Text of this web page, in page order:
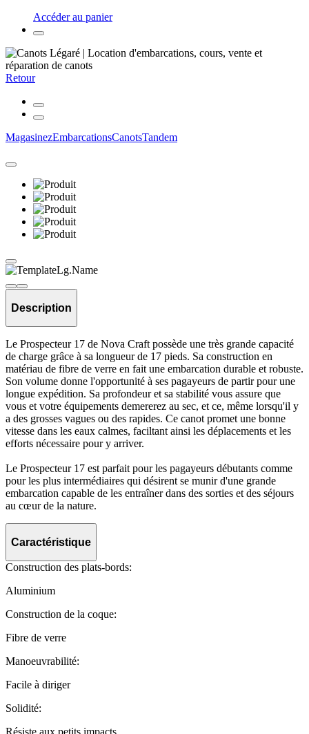
Accéder au panier
Retour
MagasinezEmbarcationsCanotsTandem
Description
Le Prospecteur 17 de Nova Craft possède une très grande capacité
de charge grâce à sa longueur de 17 pieds. Sa construction en
matériau de fibre de verre en fait une embarcation durable et robuste.
Son volume donne l'opportunité à ses pagayeurs de partir pour une
longue expédition. Sa profondeur et sa stabilité vous assure que
vous et votre équipements demererez au sec, et ce, même lorsqu'il y
a des grosses vagues ou des rapides. Ce canot promet une bonne
vitesse dans les eaux calmes, faciltant ainsi les déplacements et les
efforts nécessaire pour y arriver.
Le Prospecteur 17 est parfait pour les pagayeurs débutants comme
pour les plus intermédiaires qui désirent se munir d'une grande
embarcation capable de les entraîner dans des sorties et des séjours
au cœur de la nature.
Caractéristique
Construction des plats-bords:
Aluminium
Construction de la coque:
Fibre de verre
Manoeuvrabilité:
Facile à diriger
Solidité: